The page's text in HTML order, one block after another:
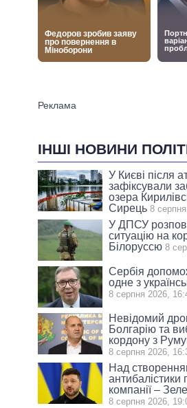
ІНШІ НОВИНИ
У Києві після
зафіксували
озера
Сирець 8
У ДПСУ
ситуацію на
Білоруссю 8
Сербія
одне з
8 серпня 2026,
Невідомий
Болгарію та
кордону з
8 серпня 2026,
Над
антибалістики
компанії –
8 серпня 2026,